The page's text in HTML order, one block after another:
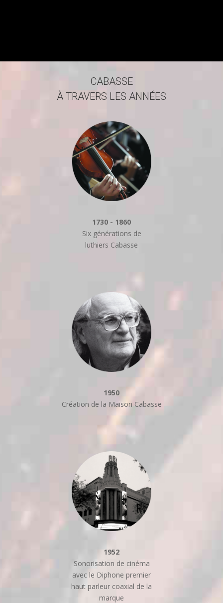
CABASSE
À TRAVERS LES ANNÉES
1730 - 1860
Six générations de
luthiers Cabasse
1950
Création de la Maison Cabasse
1952
Sonorisation de cinéma
avec le Diphone premier
haut parleur coaxial de la
marque